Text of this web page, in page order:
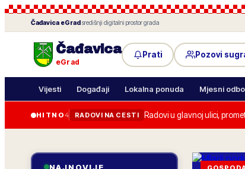
Čađavica eGradsredišnji digitalni prostor grada
Čađavica
eGrad
Prati Pozovi
Vijesti Događaji Lokalna ponuda Mjesni
HITNO 4 RADOVI NA CESTI Radovi u glavnoj ulici,
NAJNOVIJE